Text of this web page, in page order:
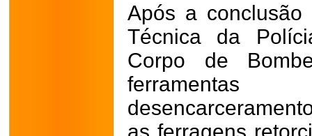
Após a
Técnica da
Corpo de